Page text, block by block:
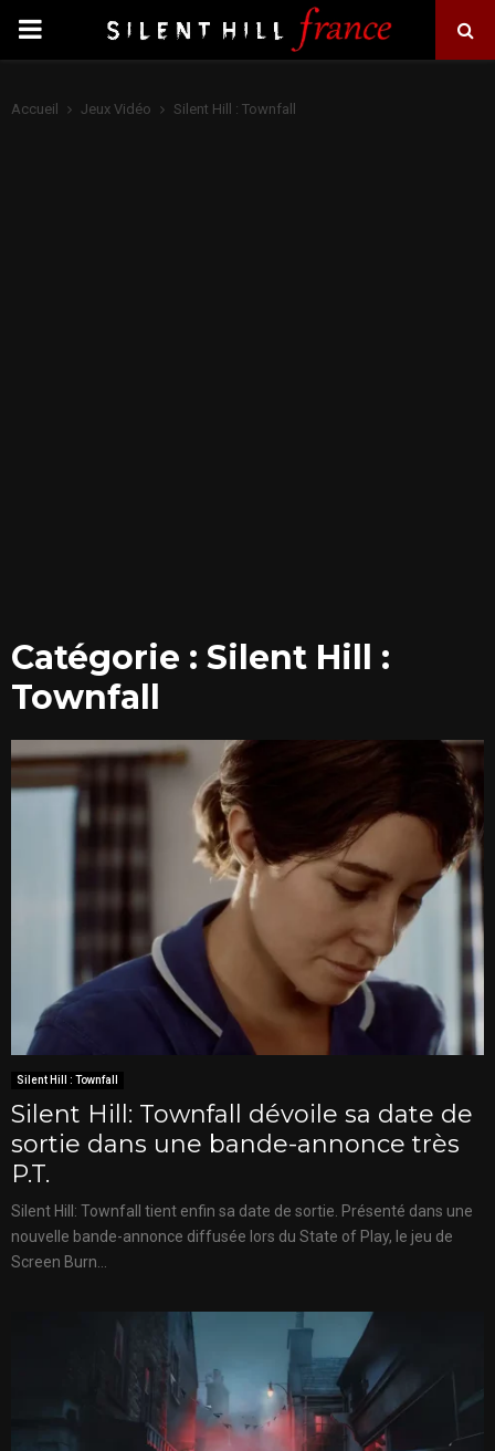
PRIMARY
Accueil Jeux Vidéo Silent Hill : Townfall
Catégorie : Silent Hill :
Townfall
Silent Hill : Townfall
Silent Hill: Townfall dévoile sa date de
sortie dans une bande-annonce très
P.T.
Silent Hill: Townfall tient enfin sa date de sortie. Présenté dans une
nouvelle bande-annonce diffusée lors du State of Play, le jeu de
Screen Burn...